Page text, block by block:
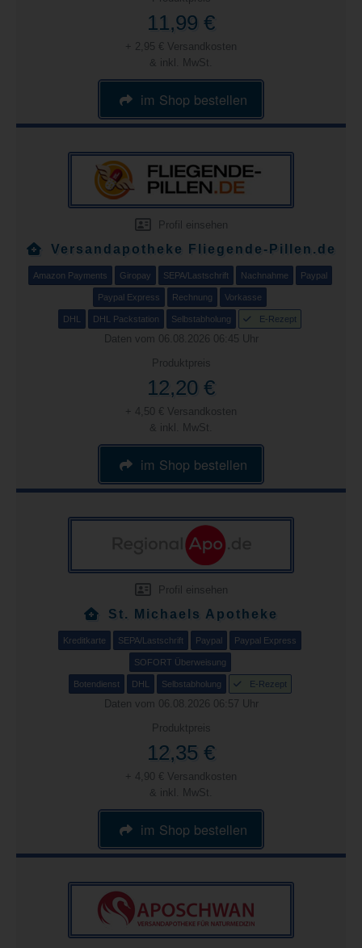
11,99 €
+ 2,95 € Versandkosten
& inkl. MwSt.
im Shop bestellen
Profil einsehen
Versandapotheke Fliegende-Pillen.de
Amazon Payments Giropay SEPA/Lastschrift Nachnahme Paypal
Paypal Express Rechnung Vorkasse
DHL DHL Packstation Selbstabholung E-Rezept
Daten vom 06.08.2026 06:45 Uhr
Produktpreis
12,20 €
+ 4,50 € Versandkosten
& inkl. MwSt.
im Shop bestellen
Profil einsehen
St. Michaels Apotheke
Kreditkarte SEPA/Lastschrift Paypal Paypal Express
SOFORT Überweisung
Botendienst DHL Selbstabholung E-Rezept
Daten vom 06.08.2026 06:57 Uhr
Produktpreis
12,35 €
+ 4,90 € Versandkosten
& inkl. MwSt.
im Shop bestellen